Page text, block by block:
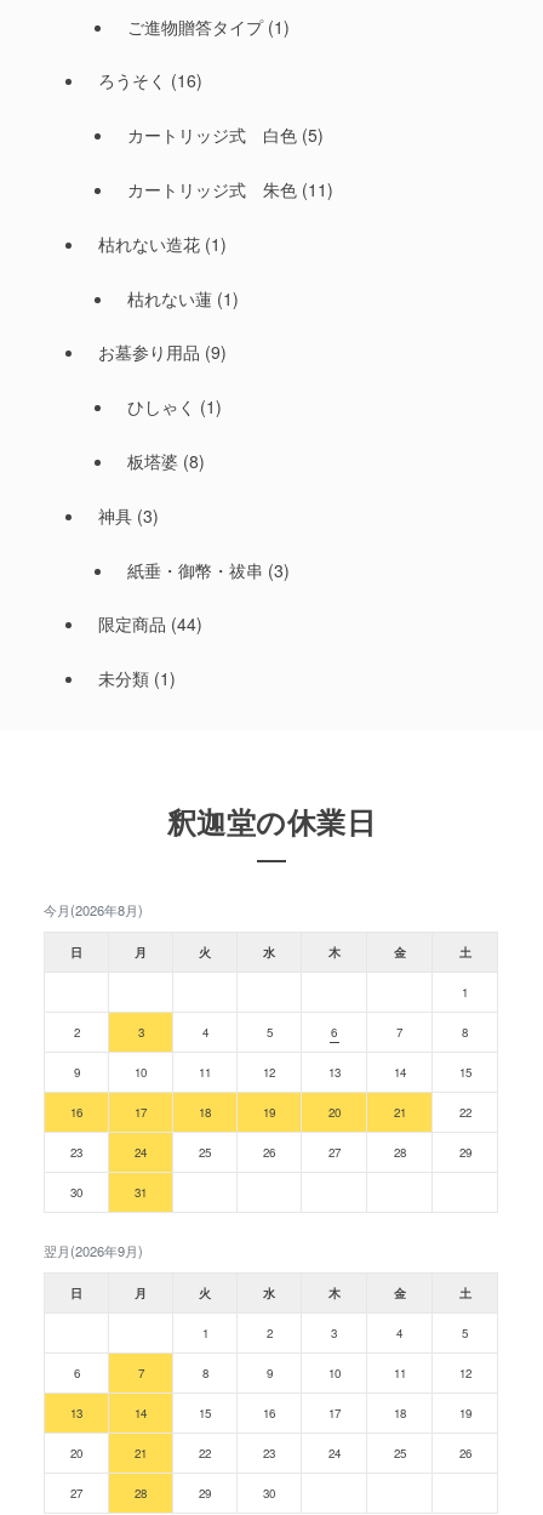
ご進物贈答タイプ(1)
ろうそく (16)
カートリッジ式 白色(5)
カートリッジ式 朱色(11)
枯れない造花 (1)
枯れない蓮(1)
お墓参り用品 (9)
ひしゃく (1)
板塔婆(8)
神具 (3)
紙垂・御幣・祓串 (3)
限定商品 (44)
未分類 (1)
釈迦堂の休業日
今月(2026年8月)
日 月 火 水 木 金 土
1
2 3 4 5 6 7 8
9 10 11 12 13 14 15
16 17 18 19 20 21 22
23 24 25 26 27 28 29
30 31
翌月(2026年9月)
日 月 火 水 木 金 土
1 2 3 4 5
6 7 8 9 10 11 12
13 14 15 16 17 18 19
20 21 22 23 24 25 26
27 28 29 30